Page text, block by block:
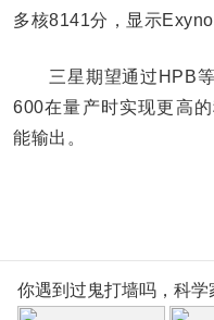
多核8141分，显示
三星期望通过HPB等
600在量产时实现更高
能输出。
你遇到过鬼打墙吗，科学